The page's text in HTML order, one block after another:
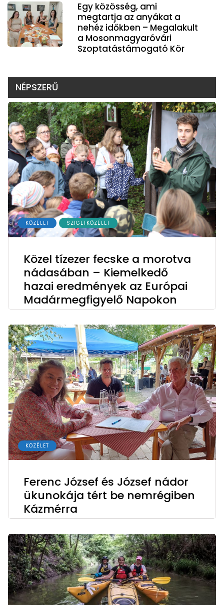
Egy közösség, ami
megtartja az anyákat a
nehéz időkben – Megalakult
a Mosonmagyaróvári
Szoptatástámogató Kör
NÉPSZERŰ
KÖZÉLET SZIGETKÖZÉLET
Közel tízezer fecske a morotva
nádasában – Kiemelkedő
hazai eredmények az Európai
Madármegfigyelő Napokon
KÖZÉLET
Ferenc József és József nádor
ükunokája tért be nemrégiben
Kázmérra